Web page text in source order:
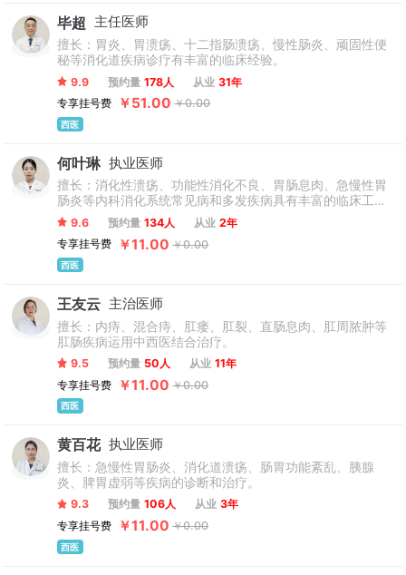
毕超 主任医师
擅长：胃炎、胃溃疡、十二指肠溃疡、慢性肠炎、顽固性便
秘等消化道疾病诊疗有丰富的临床经验。
9.9 预约量 178人 从业 31年
专享挂号费
￥51.00 ￥0.00
西医
何叶琳 执业医师
擅长：消化性溃疡、功能性消化不良、胃肠息肉、急慢性胃
肠炎等内科消化系统常见病和多发疾病具有丰富的临床工作
经验和扎实的理论基础。
9.6 预约量 134人 从业 2年
专享挂号费
￥11.00 ￥0.00
西医
王友云 主治医师
擅长：内痔、混合痔、肛瘘、肛裂、直肠息肉、肛周脓肿等
肛肠疾病运用中西医结合治疗。
9.5 预约量 50人 从业 11年
专享挂号费
￥11.00 ￥0.00
西医
黄百花 执业医师
擅长：急慢性胃肠炎、消化道溃疡、肠胃功能紊乱、胰腺
炎、脾胃虚弱等疾病的诊断和治疗。
9.3 预约量 106人 从业 3年
专享挂号费
￥11.00 ￥0.00
西医